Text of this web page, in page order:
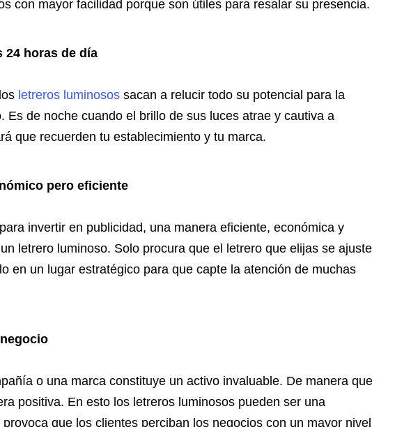
con mayor facilidad porque son útiles para resalar su presencia.
horas de día
letreros luminosos sacan a relucir todo su potencial para la
Es de noche cuando el brillo de sus luces atrae y cautiva a
que recuerden tu establecimiento y tu marca.
pero eficiente
invertir en publicidad, una manera eficiente, económica y
letrero luminoso. Solo procura que el letrero que elijas se ajuste
en un lugar estratégico para que capte la atención de muchas
o una marca constituye un activo invaluable. De manera que
positiva. En esto los letreros luminosos pueden ser una
que los clientes perciban los negocios con un mayor nivel